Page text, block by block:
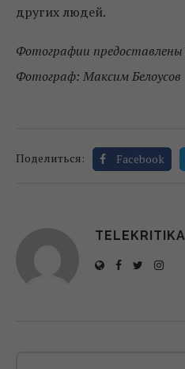
других людей.
Фотографии
Фотограф: Максим Белоусов
Поделиться: Facebook
TELEKRITIKA